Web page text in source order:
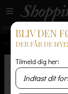
GRATIS LEVERING
FORSIDE / HERRE /
BLIV DEN
DER FÅR DE
Tilmeld dig her: